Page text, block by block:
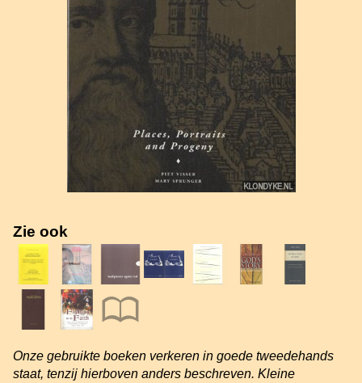
Zie ook
Onze gebruikte boeken verkeren in goede tweedehands
staat, tenzij hierboven anders beschreven. Kleine